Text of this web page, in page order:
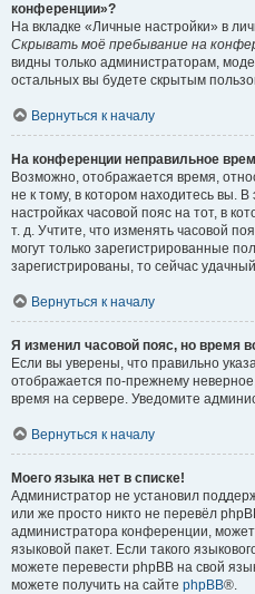
конференции»?
На вкладке «Личные настройки» в
Скрывать моё пребывание на
видны только администраторам,
остальных вы будете скрытым
Вернуться к началу
На конференции неправильное
Возможно, отображается время,
не к тому, в котором находитесь вы.
настройках часовой пояс на тот, в
т. д. Учтите, что изменять часовой
могут только зарегистрированные
зарегистрированы, то сейчас
Вернуться к началу
Я изменил часовой пояс, но время
Если вы уверены, что правильно
отображается по-прежнему
время на сервере. Уведомите
Вернуться к началу
Моего языка нет в списке!
Администратор не установил
или же просто никто не перевёл
администратора конференции,
языковой пакет. Если такого
можете перевести phpBB на свой
можете получить на сайте phpBB®.